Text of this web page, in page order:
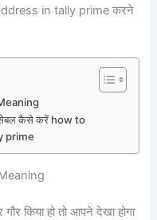
in tally prime करने
कैसे करें how to
prime
किया हो तो आपने देखा होगा